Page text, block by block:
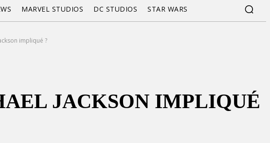
MARVEL STUDIOS DC STUDIOS STAR WARS
impliqué ?
JACKSON IMPLIQUÉ